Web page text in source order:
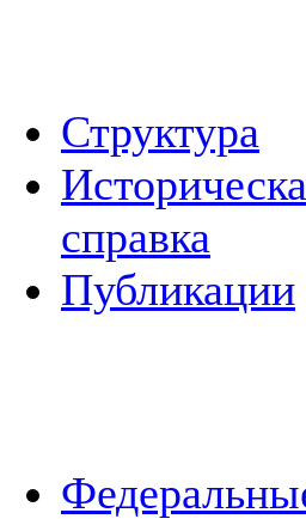
Структура
справка
Публикации